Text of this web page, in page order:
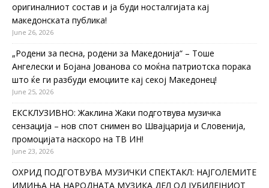
оригиналниот состав и ја буди носталгијата кај
македонската публика!
June 26, 2026
„Родени за песна, родени за Македонија“ – Тоше
Ангелески и Бојана Јованова со моќна патриотска порака
што ќе ги разбуди емоциите кај секој Македонец!
June 25, 2026
ЕКСКЛУЗИВНО: Жаклина Жаки подготвува музичка
сензација – нов спот снимен во Швајцарија и Словенија,
промоцијата наскоро на ТВ ИН!
June 23, 2026
ОХРИД ПОДГОТВУВА МУЗИЧКИ СПЕКТАКЛ: НАЈГОЛЕМИТЕ
ИМИЊА НА НАРОДНАТА МУЗИКА ДЕЛ ОД ЈУБИЛЕЈНИОТ